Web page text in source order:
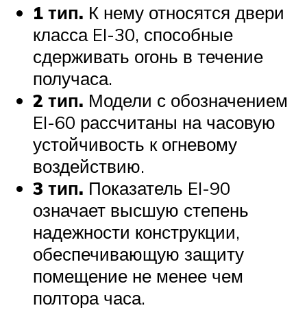
1 тип. К нему относятся двери
класса EI-30, способные
сдерживать огонь в течение
получаса.
2 тип. Модели с обозначением
EI-60 рассчитаны на часовую
устойчивость к огневому
воздействию.
3 тип. Показатель EI-90
означает высшую степень
надежности конструкции,
обеспечивающую защиту
помещение не менее чем
полтора часа.